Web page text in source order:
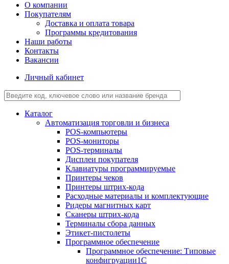
О компании
Покупателям
Доставка и оплата товара
Программы кредитования
Наши работы
Контакты
Вакансии
Личный кабинет
Каталог
Автоматизация торговли и бизнеса
POS-компьютеры
POS-мониторы
POS-терминалы
Дисплеи покупателя
Клавиатуры программируемые
Принтеры чеков
Принтеры штрих-кода
Расходные материалы и комплектующие
Ридеры магнитных карт
Сканеры штрих-кода
Терминалы сбора данных
Этикет-пистолеты
Программное обеспечение
Программное обеспечение: Типовые
конфигруации1С